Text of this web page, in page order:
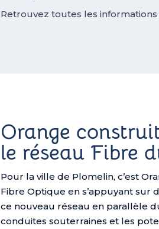
Retrouvez toutes les
Orange
le réseau Fibre
Pour la ville de Plomelin, c’est
Fibre Optique en s’appuyant sur
ce nouveau réseau en parallèle
conduites souterraines et les